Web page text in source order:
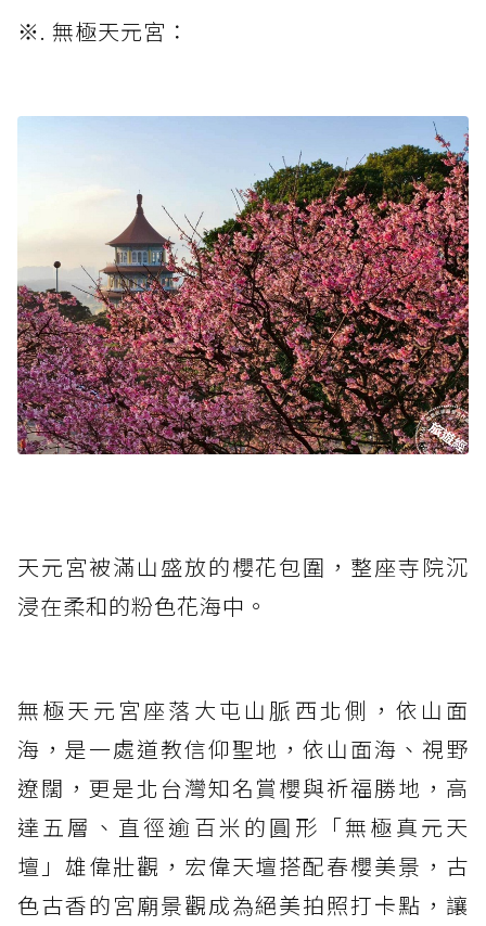
※. 無極天元宮：
天元宮被滿山盛放的櫻花包圍，整座寺院沉
浸在柔和的粉色花海中。
無極天元宮座落大屯山脈西北側，依山面
海，是一處道教信仰聖地，依山面海、視野
遼闊，更是北台灣知名賞櫻與祈福勝地，高
達五層、直徑逾百米的圓形「無極真元天
壇」雄偉壯觀，宏偉天壇搭配春櫻美景，古
色古香的宮廟景觀成為絕美拍照打卡點，讓